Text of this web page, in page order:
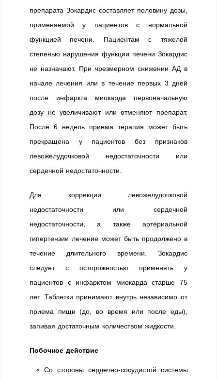
препарата Зокардис составляет половину дозы,
применяемой у пациентов с нормальной
функцией печени. Пациентам с тяжелой
степенью нарушения функции печени Зокардис
не назначают. При чрезмерном снижении АД в
начале лечения или в течение первых 3 дней
после инфаркта миокарда первоначальную
дозу не увеличивают или отменяют препарат.
После 6 недель приема терапия может быть
прекращена у пациентов без признаков
левожелудочковой недостаточности или
сердечной недостаточности.
Для коррекции левожелудочковой
недостаточности или сердечной
недостаточности, а также артериальной
гипертензии лечение может быть продолжено в
течение длительного времени. Зокардис
следует с осторожностью применять у
пациентов с инфарктом миокарда старше 75
лет. Таблетки принимают внутрь независимо от
приема пищи (до, во время или после еды),
запивая достаточным количеством жидкости.
Побочное действие
Со стороны сердечно-сосудистой системы: